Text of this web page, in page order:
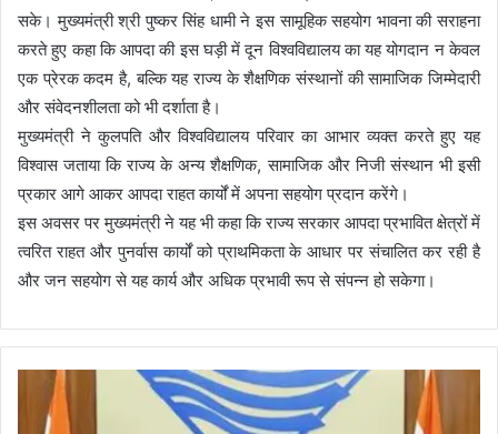
सके। मुख्यमंत्री श्री पुष्कर सिंह धामी ने इस सामूहिक सहयोग भावना की सराहना
करते हुए कहा कि आपदा की इस घड़ी में दून विश्वविद्यालय का यह योगदान न केवल
एक प्रेरक कदम है, बल्कि यह राज्य के शैक्षणिक संस्थानों की सामाजिक जिम्मेदारी
और संवेदनशीलता को भी दर्शाता है।
मुख्यमंत्री ने कुलपति और विश्वविद्यालय परिवार का आभार व्यक्त करते हुए यह
विश्वास जताया कि राज्य के अन्य शैक्षणिक, सामाजिक और निजी संस्थान भी इसी
प्रकार आगे आकर आपदा राहत कार्यों में अपना सहयोग प्रदान करेंगे।
इस अवसर पर मुख्यमंत्री ने यह भी कहा कि राज्य सरकार आपदा प्रभावित क्षेत्रों में
त्वरित राहत और पुनर्वास कार्यों को प्राथमिकता के आधार पर संचालित कर रही है
और जन सहयोग से यह कार्य और अधिक प्रभावी रूप से संपन्न हो सकेगा।